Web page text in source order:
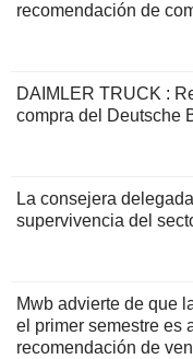
recomendación de
DAIMLER TRUCK :
compra del Deutsche
La consejera
supervivencia del
Mwb advierte de que
el primer semestre es
recomendación de